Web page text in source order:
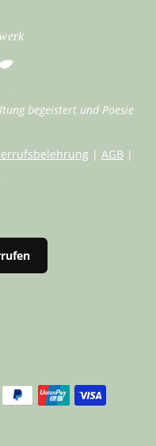
begeistert und Poesie
| AGB |